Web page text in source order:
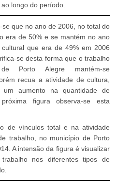
longo do período.
que no ano de 2006, no total do
era de 50% e se mantém no ano
que era de 49% em 2006
se desta forma que o trabalho
Porto Alegre mantém-se
recua a atividade de cultura,
aumento na quantidade de
figura observa-se esta
de vínculos total e na atividade
trabalho, no município de Porto
A intensão da figura é visualizar
nos diferentes tipos de